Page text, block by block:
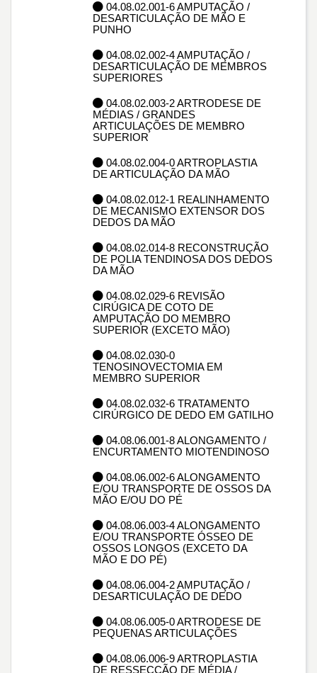
04.08.02.001-6 AMPUTAÇÃO /
DESARTICULAÇÃO DE MÃO E
PUNHO
04.08.02.002-4 AMPUTAÇÃO /
DESARTICULAÇÃO DE MEMBROS
SUPERIORES
04.08.02.003-2 ARTRODESE DE
MÉDIAS / GRANDES
ARTICULAÇÕES DE MEMBRO
SUPERIOR
04.08.02.004-0 ARTROPLASTIA
DE ARTICULAÇÃO DA MÃO
04.08.02.012-1 REALINHAMENTO
DE MECANISMO EXTENSOR DOS
DEDOS DA MÃO
04.08.02.014-8 RECONSTRUÇÃO
DE POLIA TENDINOSA DOS DEDOS
DA MÃO
04.08.02.029-6 REVISÃO
CIRÚGICA DE COTO DE
AMPUTAÇÃO DO MEMBRO
SUPERIOR (EXCETO MÃO)
04.08.02.030-0
TENOSINOVECTOMIA EM
MEMBRO SUPERIOR
04.08.02.032-6 TRATAMENTO
CIRÚRGICO DE DEDO EM GATILHO
04.08.06.001-8 ALONGAMENTO /
ENCURTAMENTO MIOTENDINOSO
04.08.06.002-6 ALONGAMENTO
E/OU TRANSPORTE DE OSSOS DA
MÃO E/OU DO PÉ
04.08.06.003-4 ALONGAMENTO
E/OU TRANSPORTE ÓSSEO DE
OSSOS LONGOS (EXCETO DA
MÃO E DO PÉ)
04.08.06.004-2 AMPUTAÇÃO /
DESARTICULAÇÃO DE DEDO
04.08.06.005-0 ARTRODESE DE
PEQUENAS ARTICULAÇÕES
04.08.06.006-9 ARTROPLASTIA
DE RESSECÇÃO DE MÉDIA /